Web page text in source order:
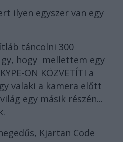
ilyen egyszer van egy
táncolni 300
hogy mellettem egy
ON KÖZVETÍTI a
valaki a kamera előtt
egy másik részén...
Kjartan Code